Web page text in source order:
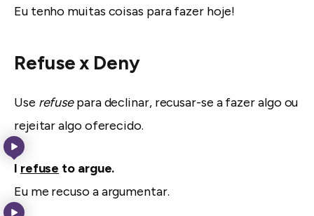
Eu tenho muitas coisas para fazer hoje!
Refuse x Deny
Use refusepara declinar, recusar-se a fazer algo ou
rejeitar algo oferecido.
I refuse to argue.
Eu me recuso a argumentar.